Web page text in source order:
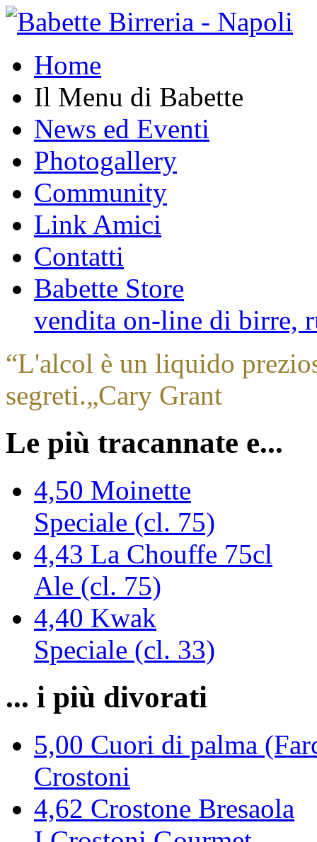
Home
Il Menu di Babette
News ed Eventi
Photogallery
Community
Link Amici
Contatti
Babette Store
vendita on-line di birre,
“L'alcol è un liquido
segreti.„Cary Grant
Le più tracannate e...
4,50 Moinette
Speciale (cl. 75)
4,43 La Chouffe 75cl
Ale (cl. 75)
4,40 Kwak
Speciale (cl. 33)
... i più divorati
5,00 Cuori di palma
Crostoni
4,62 Crostone Bresaola